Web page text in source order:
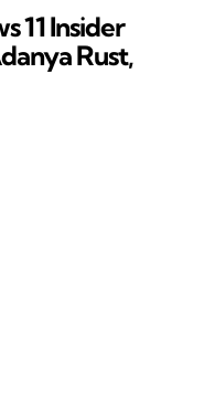
11 Insider
Rust,